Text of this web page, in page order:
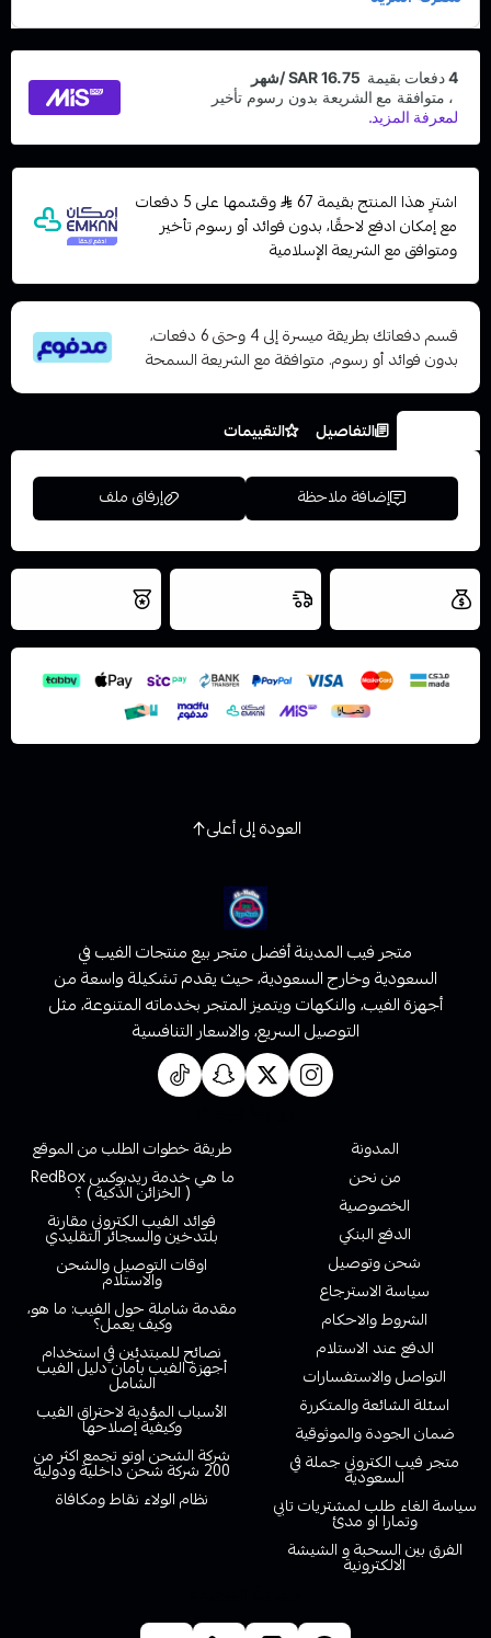
اشترِ هذا المنتج بقيمة 67
وقسّمها على 5 دفعات
مع إمكان ادفع لاحقًا، بدون فوائد أو رسوم تأخير
ومتوافق مع الشريعة الإسلامية
قسم دفعاتك بطريقة ميسرة إلى 4 وحتى 6 دفعات،
بدون فوائد أو رسوم. متوافقة مع الشريعة السمحة
التفاصيل التقييمات
إضافة ملاحظة إرفاق ملف
اسحب و افلت الملف هنا
استعراض
نتميز بلجودة
العودة إلى أعلى
متجر فيب المدينة أفضل متجر بيع منتجات الفيب في
السعودية وخارج السعودية، حيث يقدم تشكيلة واسعة من
أجهزة الفيب، والنكهات ويتميز المتجر بخدماته المتنوعة، مثل
التوصيل السريع، والاسعار التنافسية
المدونة
من نحن
الخصوصية
الدفع البنكي
شحن وتوصيل
سياسة الاسترجاع
الشروط والاحكام
الدفع عند الاستلام
التواصل والاستفسارات
اسئلة الشائعة والمتكررة
ضمان الجودة والموثوقية
متجر فيب الكتروني جملة في
السعودية
سياسة الغاء طلب لمشتريات تابي
وتمارا او مدئ
الفرق بين السحبة و الشيشة
الالكترونية
طريقة خطوات الطلب من الموقع
ما هي خدمة ريدبوكس RedBox
( الخزائن الذكية ) ؟
فوائد الفيب الكتروني مقارنة
بلتدخين والسجائر التقليدي
اوقات التوصيل والشحن
والاستلام
مقدمة شاملة حول الفيب: ما هو،
وكيف يعمل؟
نصائح للمبتدئين في استخدام
أجهزة الفيب بأمان دليل الفيب
الشامل
الأسباب المؤدية لاحتراق الفيب
وكيفية إصلاحها
شركة الشحن اوتو تجمع اكثر من
200 شركة شحن داخلية ودولية
نظام الولاء نقاط ومكافاة